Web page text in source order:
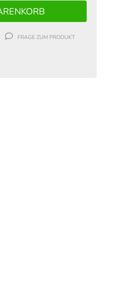
FRAGE ZUM PRODUKT